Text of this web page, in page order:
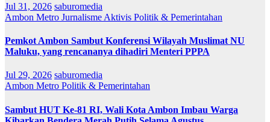
Jul 31, 2026 saburomedia
Ambon Metro Jurnalisme Aktivis Politik & Pemerintahan
Pemkot Ambon Sambut Konferensi Wilayah Muslimat NU
Maluku, yang rencananya dihadiri Menteri PPPA
Jul 29, 2026 saburomedia
Ambon Metro Politik & Pemerintahan
Sambut HUT Ke-81 RI, Wali Kota Ambon Imbau Warga